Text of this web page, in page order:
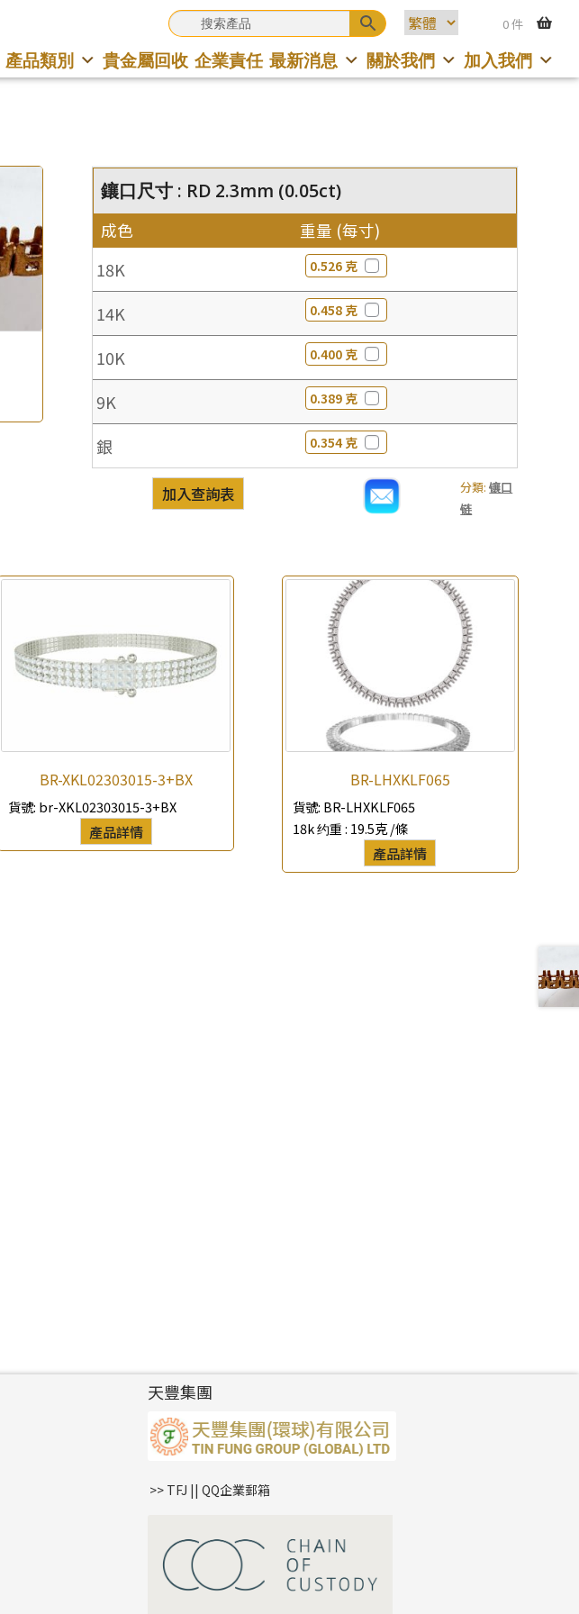
0 件
產品類別 貴金屬回收 企業責任 最新消息 關於我們 加入我們
×
鑲口尺寸 : RD 2.3mm (0.05ct)
成色 重量 (每寸)
18K 0.526 克
14K 0.458 克
10K 0.400 克
9K 0.389 克
銀 0.354 克
分類:镶口
链
加入查詢表
BR-XKL02303015-3+BX
貨號: br-XKL02303015-3+BX
產品詳情
BR-LHXKLF065
貨號: BR-LHXKLF065
18k 约重 : 19.5克 /條
產品詳情
*你的名字
公司名稱
天豐集團
>> TFJ || QQ企業郵箱